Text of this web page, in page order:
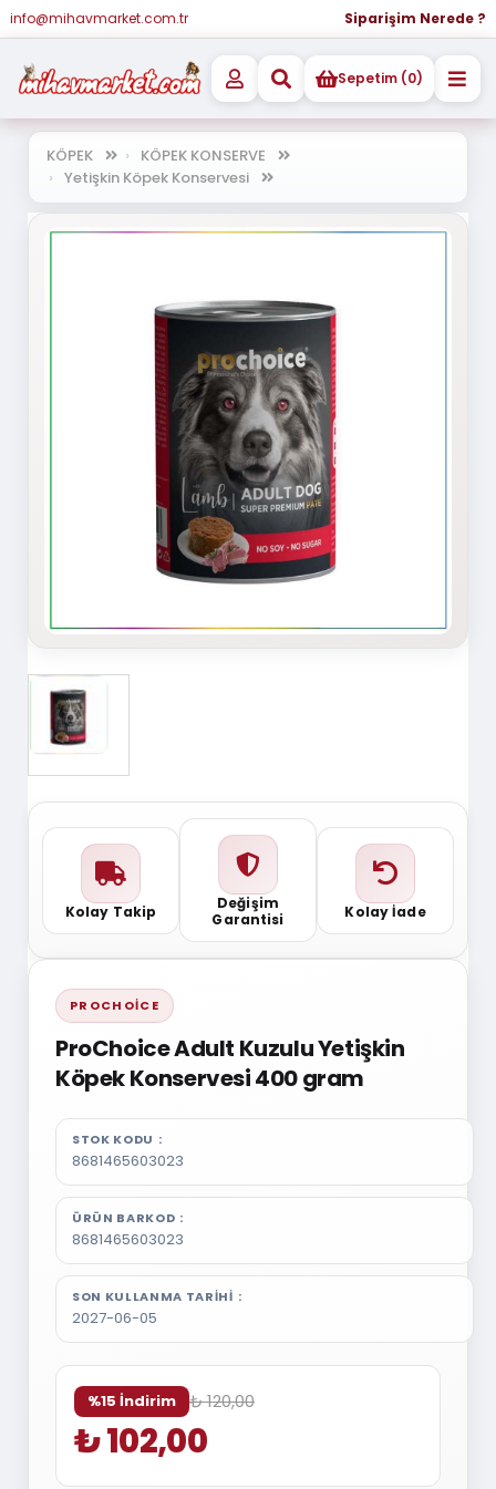
info@mihavmarket.com.tr Siparişim Nerede ?
Sepetim (0)
KÖPEK
KÖPEK KONSERVE
Yetişkin Köpek Konservesi
Kolay Takip
Değişim
Garantisi
Kolay İade
PROCHOICE
ProChoice Adult Kuzulu Yetişkin
Köpek Konservesi 400 gram
STOK KODU
8681465603023
ÜRÜN BARKOD
8681465603023
SON KULLANMA TARIHI
2027-06-05
%15 İndirim ₺ 120,00
₺ 102,00